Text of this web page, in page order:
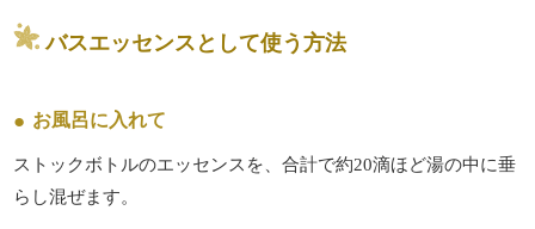
バスエッセンスとして使う方法
お風呂に入れて
ストックボトルのエッセンスを、合計で約20滴ほど湯の中に垂
らし混ぜます。